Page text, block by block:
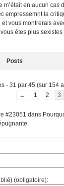
en aucun cas
empressemnt la
et vous montrerais
êtes plus
Posts
- 31 par 45 (sur 154
←
1 2 3
#23051 dans
(obligatoire):